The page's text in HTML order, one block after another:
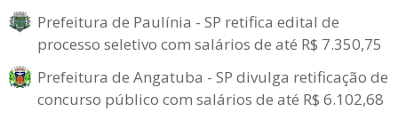
Prefeitura de Paulínia - SP retifica edital de
processo seletivo com salários de até R$ 7.350,75
Prefeitura de Angatuba - SP divulga retificação de
concurso público com salários de até R$ 6.102,68